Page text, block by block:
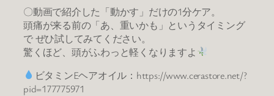
〇動画で紹介した「動かす」だけの1分ケア。
頭痛が来る前の「あ、重いかも」というタイミング
で ぜひ試してみてください。
驚くほど、頭がふわっと軽くなりますよ
ビタミンEヘアオイル：https://www.cerastore.net/?
pid=177775971